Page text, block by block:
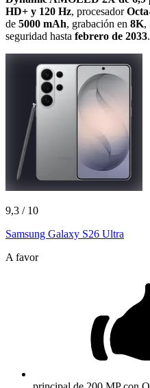
HD+ y 120 Hz, procesador
de 5000 mAh, grabación en 8K,
seguridad hasta febrero de 2033.
9,3 / 10
Samsung Galaxy S26 Ultra
A favor